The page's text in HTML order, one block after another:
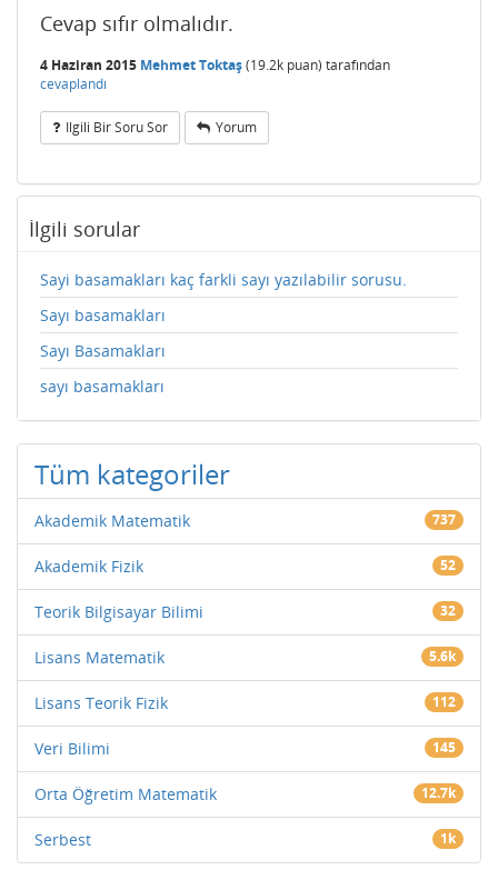
Cevap sıfır olmalıdır.
4 Haziran 2015 Mehmet Toktaş(19.2k puan) tarafından
cevaplandı
Ilgili Bir Soru Sor Yorum
İlgili sorular
Sayi basamakları kaç farkli sayı yazılabilir sorusu.
Sayı basamakları
Sayı Basamakları
sayı basamakları
Tüm kategoriler
Akademik Matematik 737
Akademik Fizik 52
Teorik Bilgisayar Bilimi 32
Lisans Matematik 5.6k
Lisans Teorik Fizik 112
Veri Bilimi 145
Orta Öğretim Matematik 12.7k
Serbest 1k